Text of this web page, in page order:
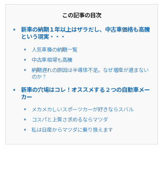
この記事の目次
新車の納期１年以上はザラだし、中古車価格も高騰
という現実・・・
人気車種の納期一覧
中古車相場も高騰
納期遅れの原因は半導体不足。なぜ増産が進まない
のか？
新車の穴場はコレ！オススメする２つの自動車メー
カー
メカメカしいスポーツカーが好きならスバル
コスパと上質さ求めるならマツダ
私は日産からマツダに乗り換えます